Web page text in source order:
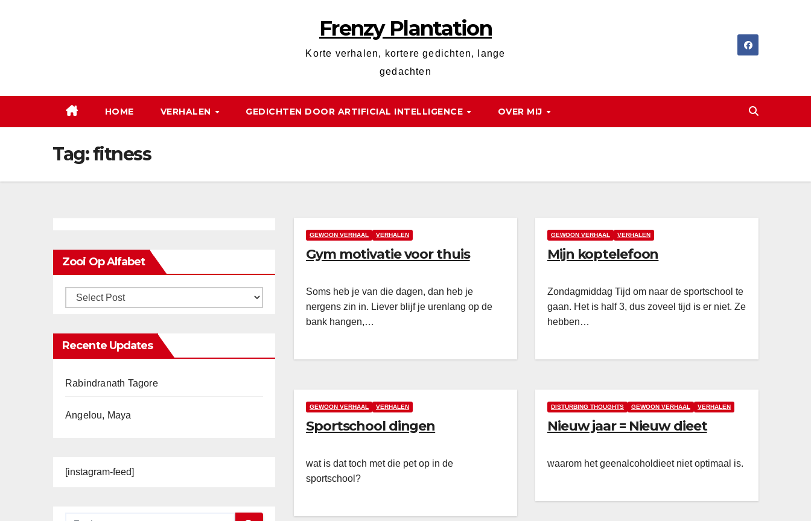
Frenzy Plantation
Korte verhalen, kortere gedichten, lange
gedachten
HOME VERHALEN GEDICHTEN DOOR ARTIFICIAL INTELLIGENCE OVER MIJ
Tag:fitness
Zooi Op Alfabet
Recente Updates
Rabindranath Tagore
Angelou, Maya
[instagram-feed]
GEWOON VERHAAL VERHALEN
Gym motivatie voor thuis
Soms heb je van die dagen, dan heb je
nergens zin in. Liever blijf je urenlang op de
bank hangen,…
GEWOON VERHAAL VERHALEN
Mijn koptelefoon
Zondagmiddag Tijd om naar de sportschool te
gaan. Het is half 3, dus zoveel tijd is er niet. Ze
hebben…
GEWOON VERHAAL VERHALEN
Sportschool dingen
wat is dat toch met die pet op in de
sportschool?
DISTURBING THOUGHTS GEWOON VERHAAL VERHALEN
Nieuw jaar = Nieuw dieet
waarom het geenalcoholdieet niet optimaal is.